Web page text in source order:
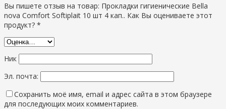
Вы пишете отзыв на товар: Прокладки гигиенические Bella
nova Comfort Softiplait 10 шт 4 кап.. Как Вы оцениваете этот
продукт? *
Ник
Эл. почта:
Сохранить моё имя, email и адрес сайта в этом браузере
для последующих моих комментариев.